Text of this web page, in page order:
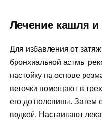
Лечение кашля и
Для избавления от
бронхиальной астмы
настойку на основе
веточки помещают в
его до половины. Затем
водкой. Настаивают